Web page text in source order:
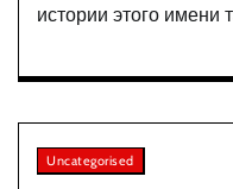
истории этого имени
Uncategorised